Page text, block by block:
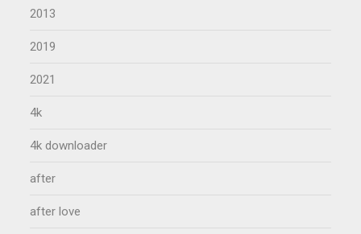
2013
2019
2021
4k
4k downloader
after
after love